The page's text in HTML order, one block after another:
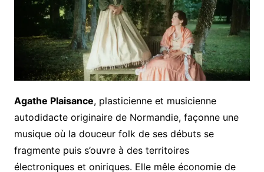
Agathe Plaisance, plasticienne et musicienne
autodidacte originaire de Normandie, façonne une
musique où la douceur folk de ses débuts se
fragmente puis s’ouvre à des territoires
électroniques et oniriques. Elle mêle économie de